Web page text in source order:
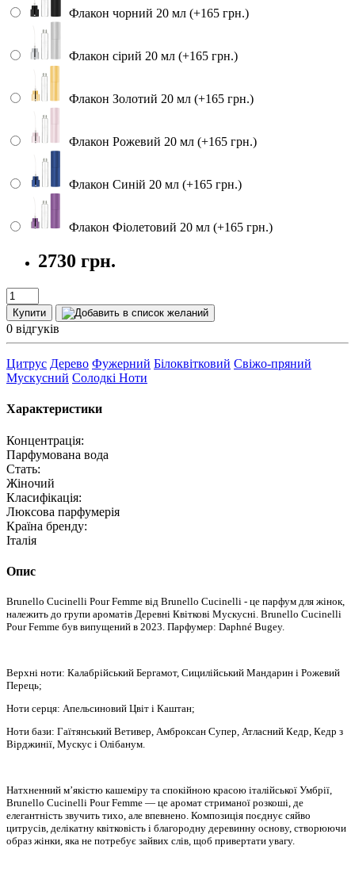
Флакон чорний 20 мл (+165 грн.)
Флакон сірий 20 мл (+165 грн.)
Флакон Золотий 20 мл (+165 грн.)
Флакон Рожевий 20 мл (+165 грн.)
Флакон Синій 20 мл (+165 грн.)
Флакон Фіолетовий 20 мл (+165 грн.)
2730 грн.
Купити
0 відгуків
Цитрус Дерево Фужерний Білоквітковий Свіжо-пряний
Мускусний Солодкі Ноти
Характеристики
Концентрація:
Парфумована вода
Стать:
Жіночий
Класифікація:
Люксова парфумерія
Країна бренду:
Італія
Опис
Brunello Cucinelli Pour Femme від Brunello Cucinelli - це парфум для жінок,
належить до групи ароматів Деревні Квіткові Мускусні. Brunello Cucinelli
Pour Femme був випущений в 2023. Парфумер: Daphné Bugey.
Верхні ноти: Калабрійський Бергамот, Сицилійський Мандарин і Рожевий
Перець;
Ноти серця: Апельсиновий Цвіт і Каштан;
Ноти бази: Гаїтянський Ветивер, Амброксан Супер, Атласний Кедр, Кедр з
Вірджинії, Мускус і Олібанум.
Натхненний м’якістю кашеміру та спокійною красою італійської Умбрії,
Brunello Cucinelli Pour Femme — це аромат стриманої розкоші, де
елегантність звучить тихо, але впевнено. Композиція поєднує сяйво
цитрусів, делікатну квітковість і благородну деревинну основу, створюючи
образ жінки, яка не потребує зайвих слів, щоб привертати увагу.